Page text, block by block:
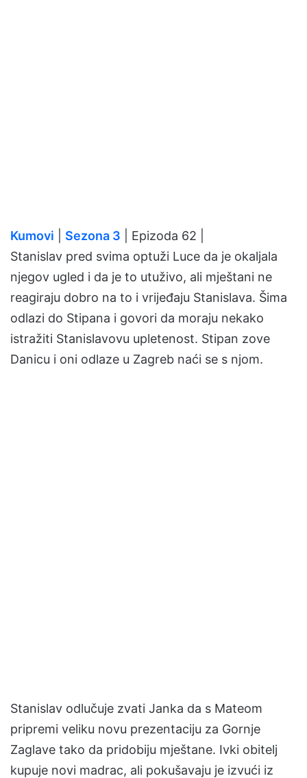
Kumovi Sezona 3 | Epizoda 62 |
Stanislav pred svima optuži Luce da je okaljala
njegov ugled i da je to utuživo, ali mještani ne
reagiraju dobro na to i vrijeđaju Stanislava. Šima
odlazi do Stipana i govori da moraju nekako
istražiti Stanislavovu upletenost. Stipan zove
Danicu i oni odlaze u Zagreb naći se s njom.
Stanislav odlučuje zvati Janka da s Mateom
pripremi veliku novu prezentaciju za Gornje
Zaglave tako da pridobiju mještane. Ivki obitelj
kupuje novi madrac, ali pokušavaju je izvući iz